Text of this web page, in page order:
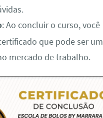
: Ao concluir o curso, você
que pode ser um
mercado de trabalho.